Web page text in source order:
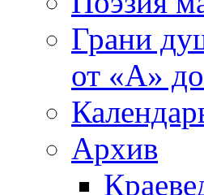
Грани
от «А»
Архив